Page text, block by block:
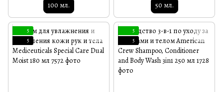
100 мл. 50 мл.
5
5
5
5